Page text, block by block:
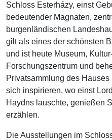
Schloss Esterházy, einst
bedeutender Magnaten,
burgenländischen
gilt als eines der schönsten
und ist heute Museum,
Forschungszentrum und
Privatsammlung des
sich inspirieren, wo einst
Haydns lauschte, genießen
erzählen.
Die Ausstellungen im